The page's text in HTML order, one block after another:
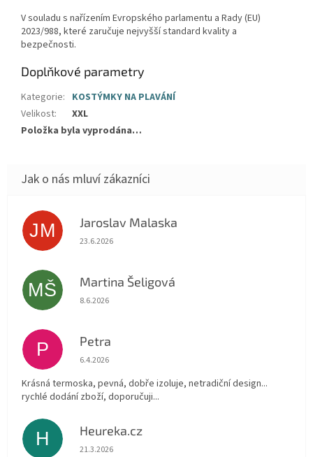
V souladu s nařízením Evropského parlamentu a Rady (EU)
2023/988, které zaručuje nejvyšší standard kvality a
bezpečnosti.
Doplňkové parametry
Kategorie: KOSTÝMKY NA PLAVÁNÍ
Velikost:
XXL
Položka byla vyprodána…
JM Jaroslav Malaska
Hodnocení obchodu je 5 z 5 hvězdiček.
23.6.2026
MŠ Martina Šeligová
Hodnocení obchodu je 5 z 5 hvězdiček.
8.6.2026
P Petra
Hodnocení obchodu je 5 z 5 hvězdiček.
6.4.2026
Krásná termoska, pevná, dobře izoluje, netradiční design...
rychlé dodání zboží, doporučuji...
H Heureka.cz
Hodnocení obchodu je 5 z 5 hvězdiček.
21.3.2026